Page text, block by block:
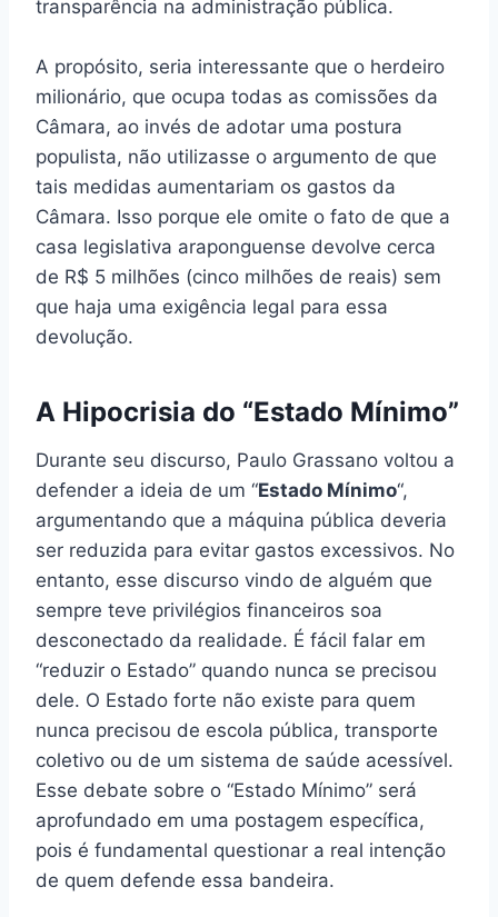
transparência na administração pública.
A propósito, seria interessante que o herdeiro
milionário, que ocupa todas as comissões da
Câmara, ao invés de adotar uma postura
populista, não utilizasse o argumento de que
tais medidas aumentariam os gastos da
Câmara. Isso porque ele omite o fato de que a
casa legislativa araponguense devolve cerca
de R$ 5 milhões (cinco milhões de reais) sem
que haja uma exigência legal para essa
devolução.
A Hipocrisia do “Estado Mínimo”
Durante seu discurso, Paulo Grassano voltou a
defender a ideia de um “Estado Mínimo“,
argumentando que a máquina pública deveria
ser reduzida para evitar gastos excessivos. No
entanto, esse discurso vindo de alguém que
sempre teve privilégios financeiros soa
desconectado da realidade. É fácil falar em
“reduzir o Estado” quando nunca se precisou
dele. O Estado forte não existe para quem
nunca precisou de escola pública, transporte
coletivo ou de um sistema de saúde acessível.
Esse debate sobre o “Estado Mínimo” será
aprofundado em uma postagem específica,
pois é fundamental questionar a real intenção
de quem defende essa bandeira.